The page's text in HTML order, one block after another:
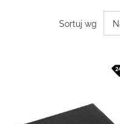
Sortuj wg